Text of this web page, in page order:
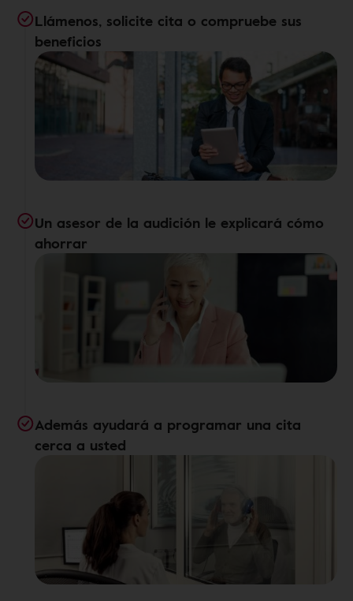
Llámenos, solicite cita o compruebe sus
beneficios
Un asesor de la audición le explicará cómo
ahorrar
Además ayudará a programar una cita
cerca a usted